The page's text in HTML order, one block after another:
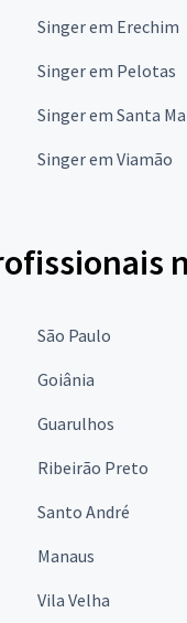
Singer em Erechim
Singer em Pelotas
Singer em Santa
Singer em Viamão
São Paulo
Goiânia
Guarulhos
Ribeirão Preto
Santo André
Manaus
Vila Velha